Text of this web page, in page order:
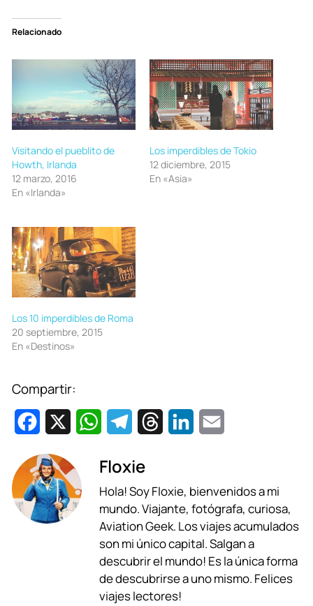
Relacionado
Visitando el pueblito de
Howth, Irlanda
12 marzo, 2016
En «Irlanda»
Los imperdibles de Tokio
12 diciembre, 2015
En «Asia»
Los 10 imperdibles de Roma
20 septiembre, 2015
En «Destinos»
Compartir:
c
e
b
W
a
t
s
A
p
p
l
e
g
r
a
m
e
a
d
s
k
e
d
i
l
Floxie
Hola! Soy Floxie, bienvenidos a mi
mundo. Viajante, fotógrafa, curiosa,
Aviation Geek. Los viajes acumulados
son mi único capital. Salgan a
descubrir el mundo! Es la única forma
de descubrirse a uno mismo. Felices
viajes lectores!